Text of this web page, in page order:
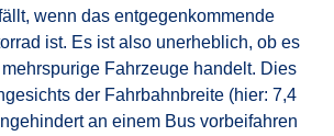
wenn das entgegenkommende
ist. Es ist also unerheblich, ob es
Fahrzeuge handelt. Dies
der Fahrbahnbreite (hier: 7,4
an einem Bus vorbeifahren